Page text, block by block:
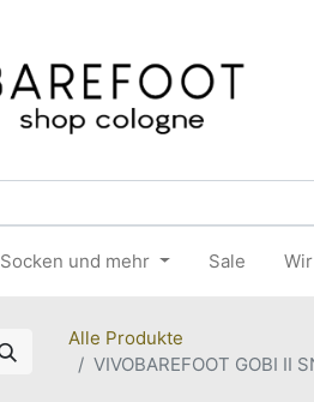
Socken und mehr Sale Wir
Alle Produkte
VIVOBAREFOOT GOBI II